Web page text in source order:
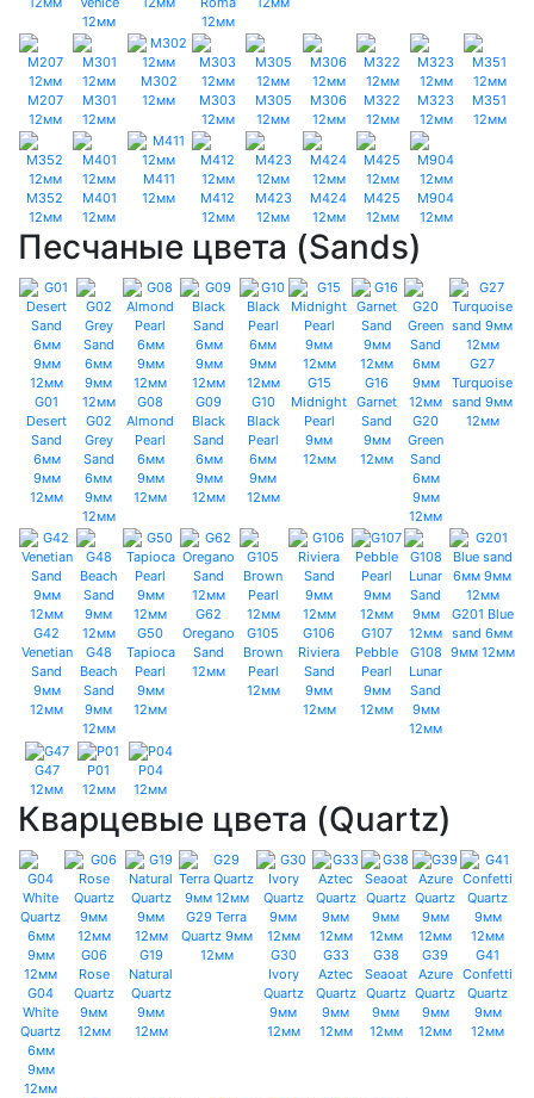
12мм
12мм
M207
12мм
M301
12мм
M302
12мм
M303
12мм
M305
12мм
M306
12мм
M322
12мм
M323
12мм
M351
12мм
M352
12мм
M401
12мм
M411
12мм
M412
12мм
M423
12мм
M424
12мм
M425
12мм
M904
12мм
Песчаные цвета (Sands)
G01
Desert
Sand
6мм
9мм
12мм
G02
Grey
Sand
6мм
9мм
12мм
G08
Almond
Pearl
6мм
9мм
12мм
G09
Black
Sand
6мм
9мм
12мм
G10
Black
Pearl
6мм
9мм
12мм
G15
Midnight
Pearl
9мм
12мм
G16
Garnet
Sand
9мм
12мм
G20
Green
Sand
6мм
9мм
12мм
G27
Turquoise
sand 9мм
12мм
G42
Venetian
Sand
9мм
12мм
G48
Beach
Sand
9мм
12мм
G50
Tapioca
Pearl
9мм
12мм
G62
Oregano
Sand
12мм
G105
Brown
Pearl
12мм
G106
Riviera
Sand
9мм
12мм
G107
Pebble
Pearl
9мм
12мм
G108
Lunar
Sand
9мм
12мм
G201 Blue
sand 6мм
9мм 12мм
G47
12мм
P01
12мм
P04
12мм
Кварцевые цвета (Quartz)
G04
White
Quartz
6мм
9мм
12мм
G06
Rose
Quartz
9мм
12мм
G19
Natural
Quartz
9мм
12мм
G29 Terra
Quartz 9мм
12мм
G30
Ivory
Quartz
9мм
12мм
G33
Aztec
Quartz
9мм
12мм
G38
Seaoat
Quartz
9мм
12мм
G39
Azure
Quartz
9мм
12мм
G41
Confetti
Quartz
9мм
12мм